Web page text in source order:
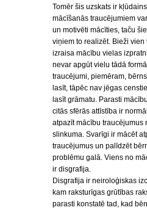
Tomēr šis uzskats ir
mācīšanās traucējumiem
un motivēti mācīties, taču
viņiem to realizēt. Bieži
izraisa mācību vielas
nevar apgūt vielu tādā
traucējumi, piemēram,
lasīt, tāpēc nav jēgas
lasīt grāmatu. Parasti
citās sfērās attīstība ir
atpazīt mācību traucējumus
slinkuma. Svarīgi ir mācēt
traucējumus un palīdzēt
problēmu galā. Viens no
ir disgrafija.
Disgrafija ir neiroloģiskas
kam raksturīgas grūtības
parasti konstatē tad, kad